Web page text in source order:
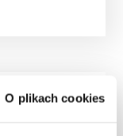
O plikach cookies